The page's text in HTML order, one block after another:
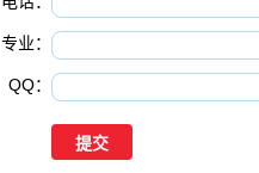
专业：
QQ：